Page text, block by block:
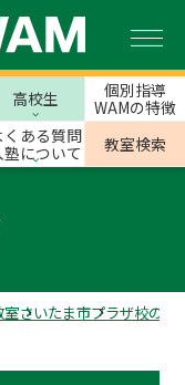
高校生
個別指導
WAMの特徴
くある質問
塾について
教室検索
室さいたま市プラザ校のス